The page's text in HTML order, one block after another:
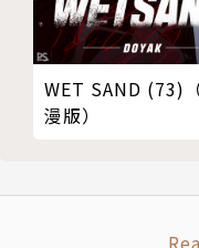
WET SAND (73)
漫版）